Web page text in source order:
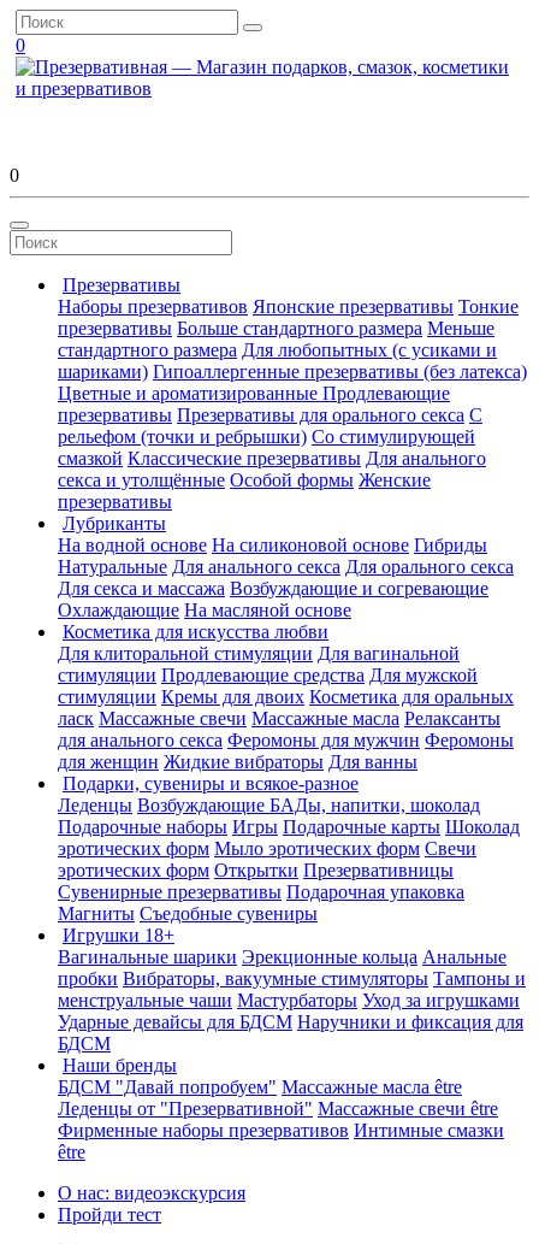
0
0
Презервативы
Наборы презервативов Японские презервативы Тонкие
презервативы Больше стандартного размера Меньше
стандартного размера Для любопытных (с усиками и
шариками) Гипоаллергенные презервативы (без латекса)
Цветные и ароматизированные Продлевающие
презервативы Презервативы для орального секса С
рельефом (точки и ребрышки) Со стимулирующей
смазкой Классические презервативы Для анального
секса и утолщённые Особой формы Женские
презервативы
Лубриканты
На водной основе На силиконовой основе Гибриды
Натуральные Для анального секса Для орального секса
Для секса и массажа Возбуждающие и согревающие
Охлаждающие На масляной основе
Косметика для искусства любви
Для клиторальной стимуляции Для вагинальной
стимуляции Продлевающие средства Для мужской
стимуляции Кремы для двоих Косметика для оральных
ласк Массажные свечи Массажные масла Релаксанты
для анального секса Феромоны для мужчин Феромоны
для женщин Жидкие вибраторы Для ванны
Подарки, сувениры и всякое-разное
Леденцы Возбуждающие БАДы, напитки, шоколад
Подарочные наборы Игры Подарочные карты Шоколад
эротических форм Мыло эротических форм Свечи
эротических форм Открытки Презервативницы
Сувенирные презервативы Подарочная упаковка
Магниты Съедобные сувениры
Игрушки 18+
Вагинальные шарики Эрекционные кольца Анальные
пробки Вибраторы, вакуумные стимуляторы Тампоны и
менструальные чаши Мастурбаторы Уход за игрушками
Ударные девайсы для БДСМ Наручники и фиксация для
БДСМ
Наши бренды
БДСМ "Давай попробуем" Массажные масла être
Леденцы от "Презервативной" Массажные свечи être
Фирменные наборы презервативов Интимные смазки
être
О нас: видеоэкскурсия
Пройди тест